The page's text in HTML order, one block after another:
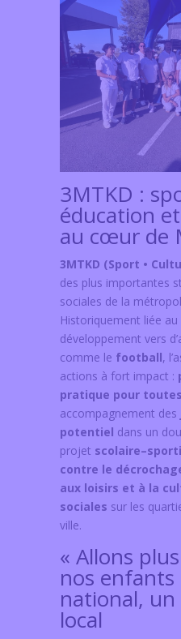
3MTKD :
éducation
au cœur de
3MTKD (Sport •
des plus importantes
sociales de la
Historiquement liée au
développement vers
comme le football,
actions à fort impact :
pratique pour
accompagnement des
potentiel dans un
projet
contre le
aux loisirs et à la
sociales sur les
ville.
« Allons
nos enfants
national,
local